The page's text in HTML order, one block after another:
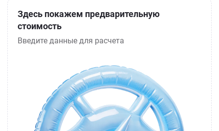
Здесь покажем предварительную
стоимость
Введите данные для расчета